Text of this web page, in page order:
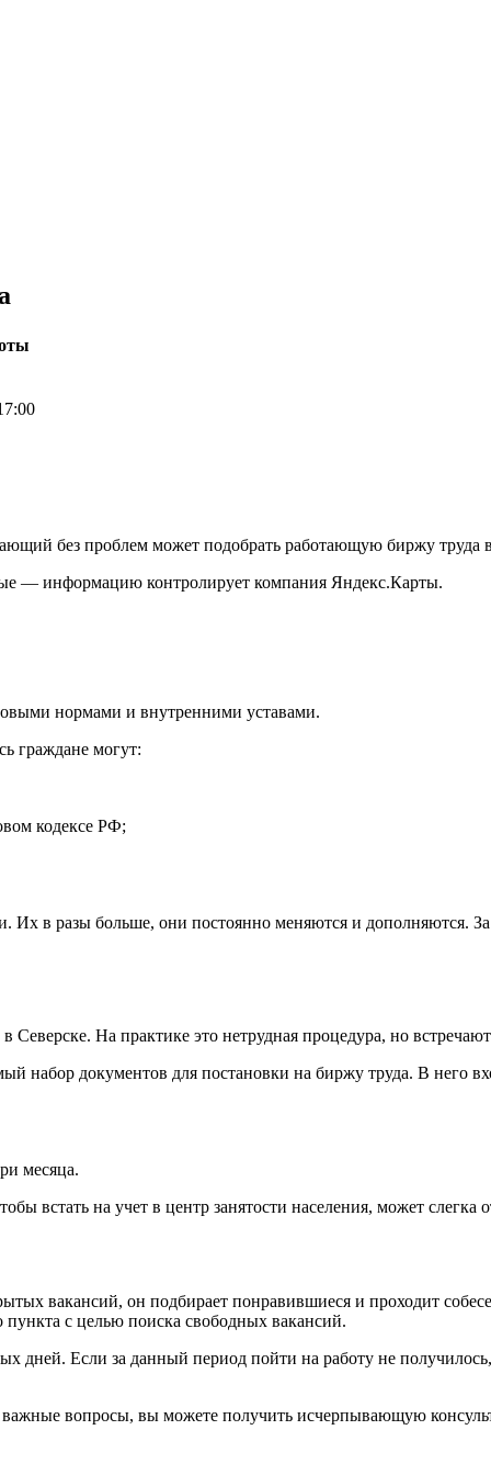
без проблем может подобрать работающую биржу труда
— информацию контролирует компания Яндекс.Карты.
нормами и внутренними уставами.
граждане могут:
кодексе РФ;
Их в разы больше, они постоянно меняются и дополняются.
в Северске. На практике это нетрудная процедура, но
набор документов для постановки на биржу труда. В него
месяца.
встать на учет в центр занятости населения, может слегка
вакансий, он подбирает понравившиеся и проходит
с целью поиска свободных вакансий.
дней. Если за данный период пойти на работу не
вопросы, вы можете получить исчерпывающую